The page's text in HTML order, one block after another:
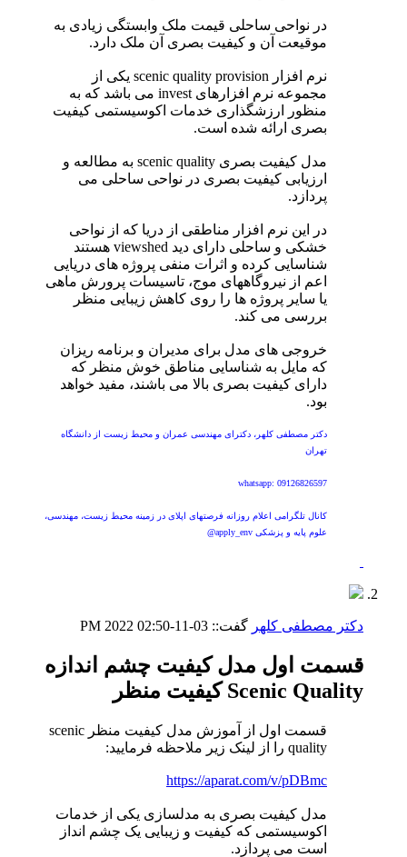
در نواحی ساحلی قیمت ملک وابستگی زیادی به
موقیعت آن و کیفیت بصری آن ملک دارد.
نرم افزار scenic quality provision یکی از
مجموعه نرم افزارهای invest می باشد که به
منظور ارزشگذاری خدمات اکوسیستمی کیفیت
بصری ارائه شده است.
مدل کیفیت بصری scenic quality به مطالعه و
ارزیابی کیفیت بصری در نواحی ساحلی می
پردازد.
در این نرم افزار مناطقی از دریا که از نواحی
خشکی و ساحلی دارای دید viewshed هستند
شناسایی کرده و اثرات منفی پروژه های دریایی
اعم از نیروگاههای موج، تاسیسات پرورش ماهی
یا سایر پروژه ها را روی کاهش زیبایی منظر
بررسی می کند.
خروجی های مدل برای مدیران و برنامه ریزان
که مایل به شناسایی مناطق خوش منظر که
دارای کیفیت بصری بالا می باشند، مفید خواهد
بود.
دکتر مصطفی کلهر، دکترای مهندسی عمران و محیط زیست از دانشگاه
تهران
whatsapp: 09126826597
کانال تلگرامی اعلام روزانه فرصتهای اپلای در زمینه محیط زیست، مهندسی،
علوم پایه و پزشکی apply_env@
دکتر مصطفی کلهر گفت:: 03-11-2022
02:50 PM
قسمت اول مدل کیفیت چشم اندازه
Scenic Quality کیفیت منظر
قسمت اول از آموزش مدل کیفیت منظر scenic
quality را از لینک زیر ملاحظه فرمایید:
https://aparat.com/v/pDBmc
مدل کیفیت بصری به مدلسازی یکی از خدمات
اکوسیستمی که کیفیت و زیبایی یک چشم انداز
است می پردازد.